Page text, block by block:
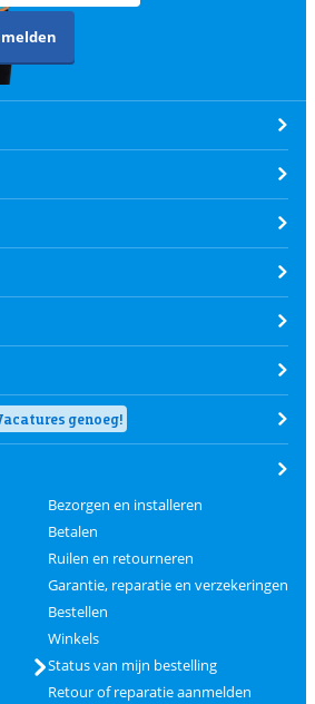
genoeg!
Bezorgen en installeren
Betalen
Ruilen en retourneren
Garantie, reparatie en verzekeringen
Bestellen
Winkels
Status van mijn bestelling
Retour of reparatie aanmelden